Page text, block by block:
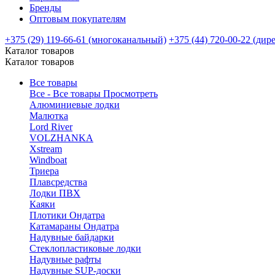
Бренды
Оптовым покупателям
+375 (29) 119-66-61 (многоканальный) +375 (44) 720-00-22
Каталог товаров
Каталог товаров
Все товары
Все - Все товары Просмотреть
Алюминиевые лодки
Малютка
Lord River
VOLZHANKA
Xstream
Windboat
Триера
Плавсредства
Лодки ПВХ
Каяки
Плотики Ондатра
Катамараны Ондатра
Надувные байдарки
Стеклопластиковые лодки
Надувные рафты
Надувные SUP-доски